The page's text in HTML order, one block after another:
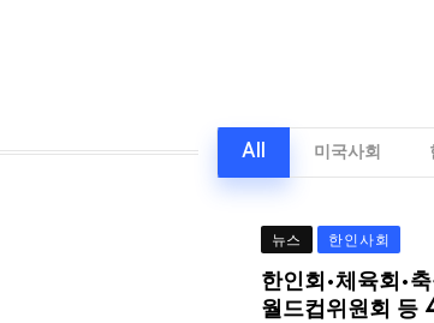
All 미국사회
뉴스 한인사회
한인회·체육회·
월드컵위원회 등